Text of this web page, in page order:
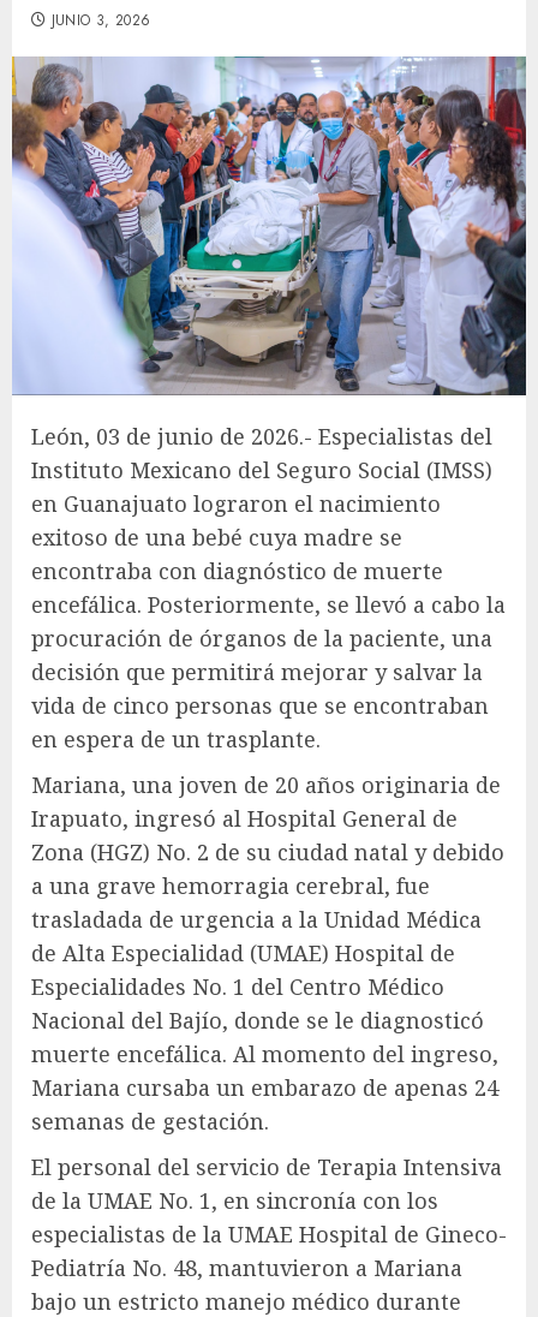
JUNIO 3, 2026
León, 03 de junio de 2026.- Especialistas del
Instituto Mexicano del Seguro Social (IMSS)
en Guanajuato lograron el nacimiento
exitoso de una bebé cuya madre se
encontraba con diagnóstico de muerte
encefálica. Posteriormente, se llevó a cabo la
procuración de órganos de la paciente, una
decisión que permitirá mejorar y salvar la
vida de cinco personas que se encontraban
en espera de un trasplante.
Mariana, una joven de 20 años originaria de
Irapuato, ingresó al Hospital General de
Zona (HGZ) No. 2 de su ciudad natal y debido
a una grave hemorragia cerebral, fue
trasladada de urgencia a la Unidad Médica
de Alta Especialidad (UMAE) Hospital de
Especialidades No. 1 del Centro Médico
Nacional del Bajío, donde se le diagnosticó
muerte encefálica. Al momento del ingreso,
Mariana cursaba un embarazo de apenas 24
semanas de gestación.
El personal del servicio de Terapia Intensiva
de la UMAE No. 1, en sincronía con los
especialistas de la UMAE Hospital de Gineco-
Pediatría No. 48, mantuvieron a Mariana
bajo un estricto manejo médico durante